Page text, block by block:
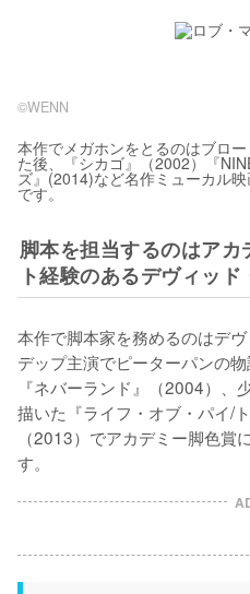
©WENN
本作でメガホンをとるのはブロ
た後、『シカゴ』（2002）『
ズ』(2014)など名作ミューカル
です。
脚本を担当するのはア
ト経験のあるデヴィッド
本作で脚本家を務めるのはデ
デップ主演でピーターパンの
『ネバーランド』（2004）、
描いた『ライフ・オブ・パイ/
（2013）でアカデミー脚色賞
す。